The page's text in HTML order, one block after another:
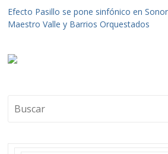
Efecto Pasillo se pone sinfónico en
Maestro Valle y Barrios Orquestados